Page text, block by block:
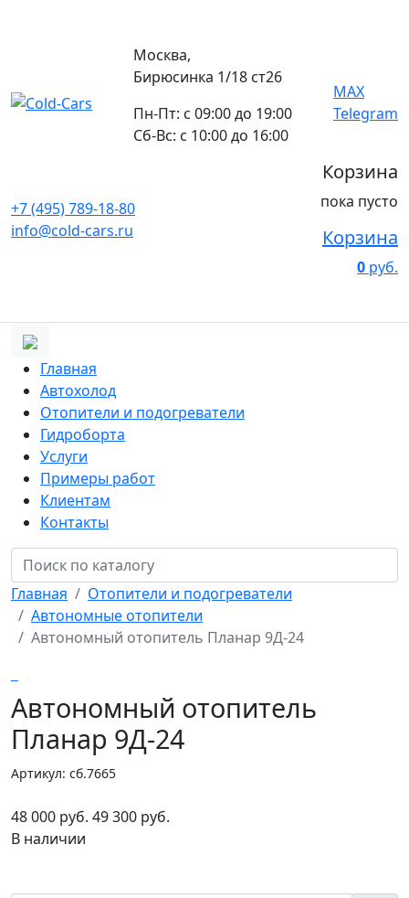
Москва,
Бирюсинка 1/18 ст26 ​
Пн-Пт: с 09:00 до 19:00
Сб-Вс: с 10:00 до 16:00
MAX
Telegram
+7 (495) 789-18-80
info@cold-cars.ru
Корзина
пока пусто
Корзина
0 руб.
Главная
Автохолод
Отопители и подогреватели
Гидроборта
Услуги
Примеры работ
Клиентам
Контакты
Главная
Отопители и подогреватели
Автономные отопители
Автономный отопитель Планар 9Д-24
Автономный отопитель
Планар 9Д-24
Артикул: сб.7665
48 000 руб. 49 300 руб.
В наличии